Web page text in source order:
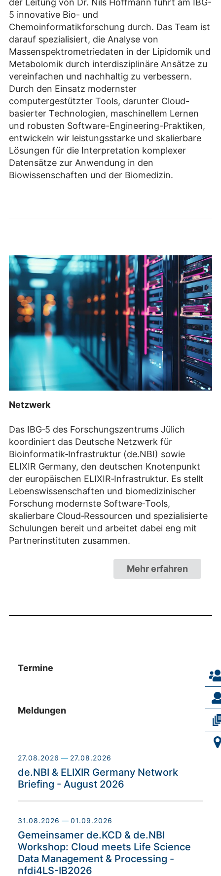
der Leitung von Dr. Nils Hoffmann führt am IBG-
5 innovative Bio- und
Chemoinformatikforschung durch. Das Team ist
darauf spezialisiert, die Analyse von
Massenspektrometriedaten in der Lipidomik und
Metabolomik durch interdisziplinäre Ansätze zu
vereinfachen und nachhaltig zu verbessern.
Durch den Einsatz modernster
computergestützter Tools, darunter Cloud-
basierter Technologien, maschinellem Lernen
und robusten Software-Engineering-Praktiken,
entwickeln wir leistungsstarke und skalierbare
Lösungen für die Interpretation komplexer
Datensätze zur Anwendung in den
Biowissenschaften und der Biomedizin.
Netzwerk
Das IBG‑5 des Forschungszentrums Jülich
koordiniert das Deutsche Netzwerk für
Bioinformatik‑Infrastruktur (de.NBI) sowie
ELIXIR Germany, den deutschen Knotenpunkt
der europäischen ELIXIR‑Infrastruktur. Es stellt
Lebenswissenschaften und biomedizinischer
Forschung modernste Software‑Tools,
skalierbare Cloud‑Ressourcen und spezialisierte
Schulungen bereit und arbeitet dabei eng mit
Partnerinstituten zusammen.
Mehr erfahren
Termine
Meldungen
27.08.2026 — 27.08.2026
de.NBI & ELIXIR Germany Network
Briefing - August 2026
31.08.2026 — 01.09.2026
Gemeinsamer de.KCD & de.NBI
Workshop: Cloud meets Life Science
Data Management & Processing -
nfdi4LS-IB2026